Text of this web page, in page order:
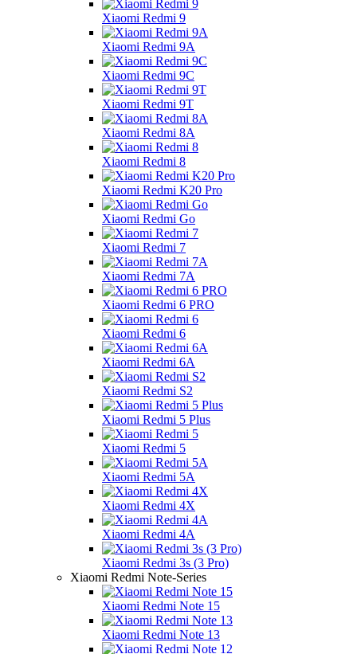
Xiaomi Redmi 9
Xiaomi Redmi 9A
Xiaomi Redmi 9C
Xiaomi Redmi 9T
Xiaomi Redmi 8A
Xiaomi Redmi 8
Xiaomi Redmi K20 Pro
Xiaomi Redmi Go
Xiaomi Redmi 7
Xiaomi Redmi 7A
Xiaomi Redmi 6 PRO
Xiaomi Redmi 6
Xiaomi Redmi 6A
Xiaomi Redmi S2
Xiaomi Redmi 5 Plus
Xiaomi Redmi 5
Xiaomi Redmi 5A
Xiaomi Redmi 4X
Xiaomi Redmi 4A
Xiaomi Redmi 3s (3 Pro)
Xiaomi Redmi Note-Series
Xiaomi Redmi Note 15
Xiaomi Redmi Note 13